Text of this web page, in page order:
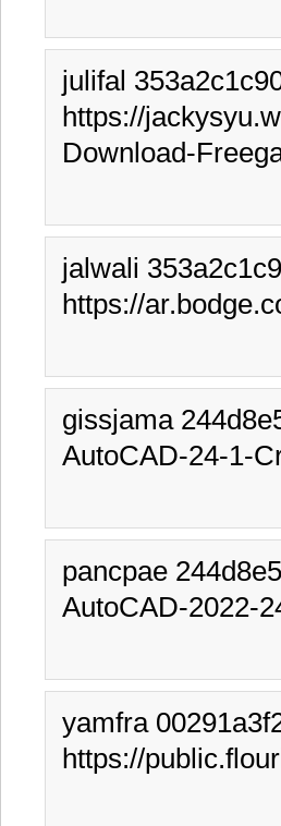
julifal
https://
Download-
jalwali
https://
gissjama
AutoCAD-24-1-
pancpae
AutoCAD-2022-
yamfra
https://